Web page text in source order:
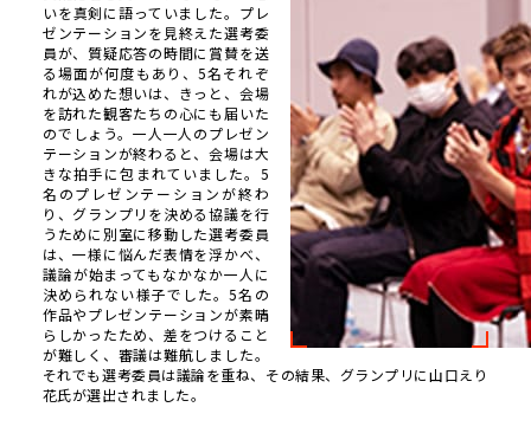
いを真剣に語っていました。プレ
ゼンテーションを見終えた選考委
員が、質疑応答の時間に賞賛を送
る場面が何度もあり、5名それぞ
れが込めた想いは、きっと、会場
を訪れた観客たちの心にも届いた
のでしょう。一人一人のプレゼン
テーションが終わると、会場は大
きな拍手に包まれていました。5
名のプレゼンテーションが終わ
り、グランプリを決める協議を行
うために別室に移動した選考委員
は、一様に悩んだ表情を浮かべ、
議論が始まってもなかなか一人に
決められない様子でした。5名の
作品やプレゼンテーションが素晴
らしかったため、差をつけること
が難しく、審議は難航しました。
それでも選考委員は議論を重ね、その結果、グランプリに山口えり
花氏が選出されました。